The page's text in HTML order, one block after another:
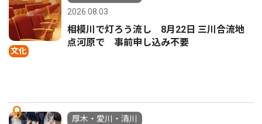
文化
2026.08.03
相模川で灯ろう流し 8月22日 三川合流地
点河原で 事前申し込み不要
9
厚木・愛川・清川